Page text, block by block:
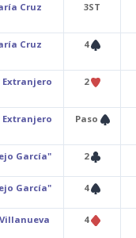
Cruz
3ST
Cruz
4
2
Paso
García" 2
García" 4
4